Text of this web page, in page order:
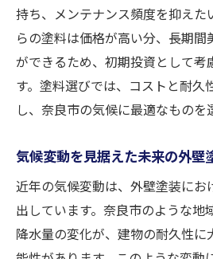
持ち、メンテナンス頻度を抑えた
らの塗料は価格が高い分、長期間
ができるため、初期投資として考
す。塗料選びでは、コストと耐久
し、奈良市の気候に最適なものを
気候変動を見据えた未来の外壁
近年の気候変動は、外壁塗装にお
出しています。奈良市のような地
降水量の変化が、建物の耐久性